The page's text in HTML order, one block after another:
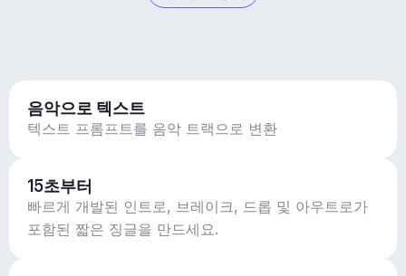
음악으로 텍스트
텍스트 프롬프트를 음악 트랙으로 변환
15초부터
빠르게 개발된 인트로, 브레이크, 드롭 및 아우트로가
포함된 짧은 징글을 만드세요.